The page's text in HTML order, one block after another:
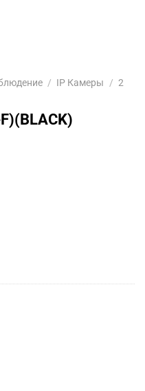
/ IP Камеры / 2
4I(eF)(BLACK) (2.8mm)